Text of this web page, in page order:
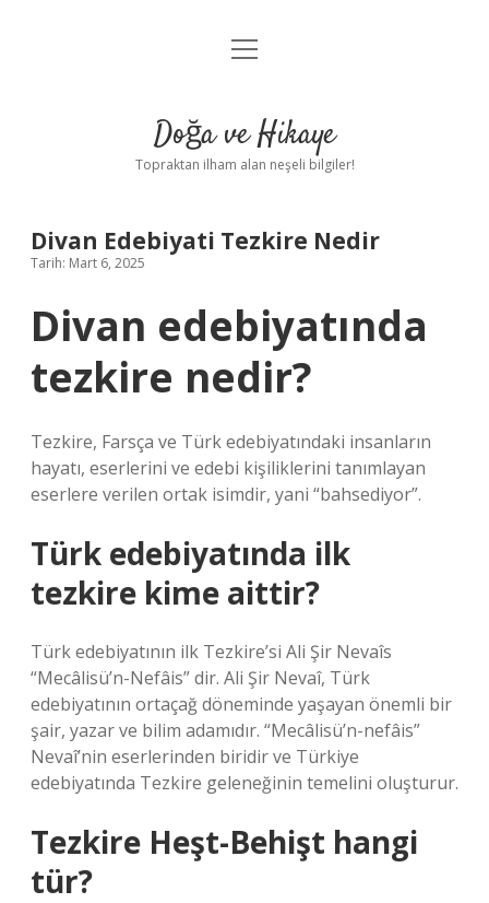
Anasayfa
Yasal Uyarı
menüyü
Doğa ve Hikaye
Topraktan ilham alan neşeli bilgiler!
Divan Edebiyati Tezkire Nedir
Tarih: Mart 6, 2025
Divan edebiyatında
tezkire nedir?
Tezkire, Farsça ve Türk edebiyatındaki insanların
hayatı, eserlerini ve edebi kişiliklerini tanımlayan
eserlere verilen ortak isimdir, yani “bahsediyor”.
Türk edebiyatında ilk
tezkire kime aittir?
Türk edebiyatının ilk Tezkire’si Ali Şir Nevaîs
“Mecâlisü’n-Nefâis” dir. Ali Şir Nevaî, Türk
edebiyatının ortaçağ döneminde yaşayan önemli bir
şair, yazar ve bilim adamıdır. “Mecâlisü’n-nefâis”
Nevaî’nin eserlerinden biridir ve Türkiye
edebiyatında Tezkire geleneğinin temelini oluşturur.
Tezkire Heşt-Behişt hangi
tür?